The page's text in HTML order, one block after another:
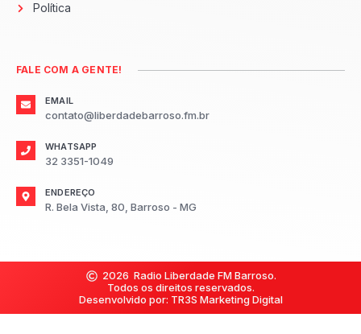
Política
FALE COM A GENTE!
EMAIL
contato@liberdadebarroso.fm.br
WHATSAPP
32 3351-1049
ENDEREÇO
R. Bela Vista, 80, Barroso - MG
2026 Radio Liberdade FM Barroso.
Todos os direitos reservados.
Desenvolvido por: TR3S Marketing Digital